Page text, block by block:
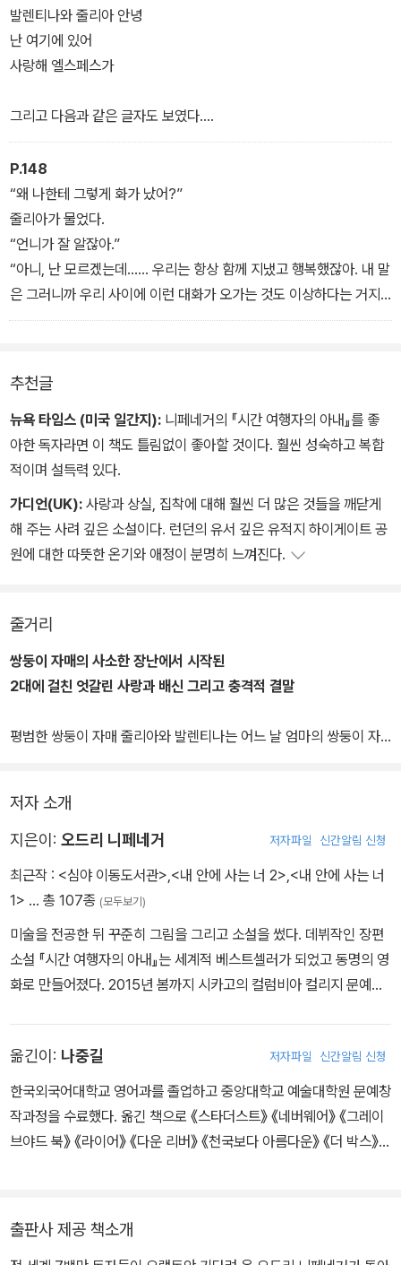
- 내 안에 사는 너 1
“그것도 병이랍니다.”
마틴이 미소를 지었다.
“그런 눈으로 보지 마십시오. 아가씨는 언제든지 찾아와도 되니까.”
나왔다. 두 사람이 현관문에 이르렀을 때, 그는 줄리아가 나가도록 문
을 열어 준 다음 말했다.
- 내 안에 사는 너 1
발렌티나와 줄리아 안녕
난 여기에 있어
사랑해 엘스페스가
그리고 다음과 같은 글자도 보였다.
로버트 1992년 6월 22일
로버트는 멍한 표정으로 그 자리에 서 있었다. 그가 글자를 만지려고
손을 내미는 순간 발렌티나가 그의 팔목을 붙잡았다.
“저 날짜가 무슨 뜻이죠?”
줄리아가 물었다.
“나와 엘스페스만 알고 있는 날짜입니다.”
P.148
“왜 나한테 그렇게 화가 났어?”
줄리아가 물었다.
“언니가 잘 알잖아.”
“아니, 난 모르겠는데…… 우리는 항상 함께 지냈고 행복했잖아. 내 말
은 그러니까 우리 사이에 이런 대화가 오가는 것도 이상하다는 거지.
무슨 말인지 알겠어? 우리는 좋아하는 것도 같았고 서로 떨어져서 각
- 내 안에 사는 너 2
추천글
뉴욕 타임스 (미국 일간지): 니페네거의 『시간 여행자의 아내』를 좋
아한 독자라면 이 책도 틀림없이 좋아할 것이다. 훨씬 성숙하고 복합
적이며 설득력 있다.
가디언(UK): 사랑과 상실, 집착에 대해 훨씬 더 많은 것들을 깨닫게
해 주는 사려 깊은 소설이다. 런던의 유서 깊은 유적지 하이게이트 공
원에 대한 따뜻한 온기와 애정이 분명히 느껴진다.
줄거리
쌍둥이 자매의 사소한 장난에서 시작된
2대에 걸친 엇갈린 사랑과 배신 그리고 충격적 결말
평범한 쌍둥이 자매 줄리아와 발렌티나는 어느 날 엄마의 쌍둥이 자
던의 아파트에 살아야 하고, 그들의 부모인 에디와 잭을 아파트 안에
들여놓아서는 안 된다는 것이다. 존재하는지도 몰랐던 이모로부터 유
한 그들 자매는 각기 그 아파트의 위 아래층에 사는 남자들과 사랑에
빠진다. 그리고 얼마 지나지 않아 그들은 아파트에서 자신들을 지켜
보는 비밀스러운 존재에 맞닥뜨린다.
가장 인간적이고 매력적인 유령 캐릭터인 엘스페스와 그를 사랑했던
연인 로버트, 엘스페스의 쌍둥이 조카들인 줄리아와 발렌티나, 강박
저자 소개
지은이: 오드리 니페네거 저자파일 신간알림 신청
최근작 : <심야 이동도서관>,<내 안에 사는 너 2>,<내 안에 사는 너
1> … 총 107종 (모두보기)
미술을 전공한 뒤 꾸준히 그림을 그리고 소설을 썼다. 데뷔작인 장편
소설 『시간 여행자의 아내』는 세계적 베스트셀러가 되었고 동명의 영
화로 만들어졌다. 2015년 봄까지 시카고의 컬럼비아 컬리지 문예창
s)’이라는 독특한 형식을 고안해냈다. 쓰고 그린 작품으로 『세 자매
이야기(The Three Incestuous Sisters)』, 『여성 모험가(The Ad
venturess)』, 『까마귀 소녀(Raven Girl)』가 있다. 『까마귀 소녀』는
영국 왕립발레단의 창작 발레로도 만들어졌다. 그밖에 장편소설 『내
om
옮긴이: 나중길 저자파일 신간알림 신청
한국외국어대학교 영어과를 졸업하고 중앙대학교 예술대학원 문예창
작과정을 수료했다. 옮긴 책으로 《스타더스트》 《네버웨어》 《그레이
브야드 북》 《라이어》 《다운 리버》 《천국보다 아름다운》 《더 박스》
출판사 제공 책소개